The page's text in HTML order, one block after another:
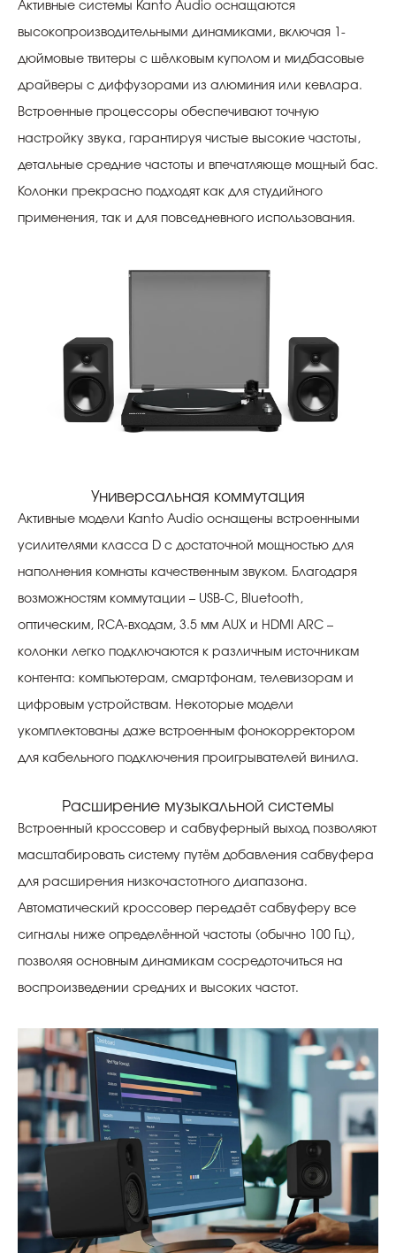
Активные системы Kanto Audio оснащаются
высокопроизводительными динамиками, включая 1-
дюймовые твитеры с шёлковым куполом и мидбасовые
драйверы с диффузорами из алюминия или кевлара.
Встроенные процессоры обеспечивают точную
настройку звука, гарантируя чистые высокие частоты,
детальные средние частоты и впечатляюще мощный бас.
Колонки прекрасно подходят как для студийного
применения, так и для повседневного использования.
Универсальная коммутация
Активные модели Kanto Audio оснащены встроенными
усилителями класса D с достаточной мощностью для
наполнения комнаты качественным звуком. Благодаря
возможностям коммутации – USB-C, Bluetooth,
оптическим, RCA-входам, 3.5 мм AUX и HDMI ARC –
колонки легко подключаются к различным источникам
контента: компьютерам, смартфонам, телевизорам и
цифровым устройствам. Некоторые модели
укомплектованы даже встроенным фонокорректором
для кабельного подключения проигрывателей винила.
Расширение музыкальной системы
Встроенный кроссовер и сабвуферный выход позволяют
масштабировать систему путём добавления сабвуфера
для расширения низкочастотного диапазона.
Автоматический кроссовер передаёт сабвуферу все
сигналы ниже определённой частоты (обычно 100 Гц),
позволяя основным динамикам сосредоточиться на
воспроизведении средних и высоких частот.